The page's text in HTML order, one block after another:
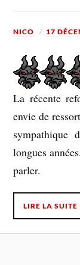
NICO 17
La récente
envie de
sympathique
longues
parler.
LIRE LA SUITE